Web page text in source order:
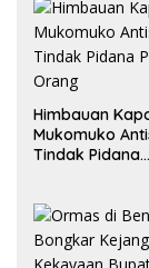
Himbauan
Mukomuko
Tindak Pidana